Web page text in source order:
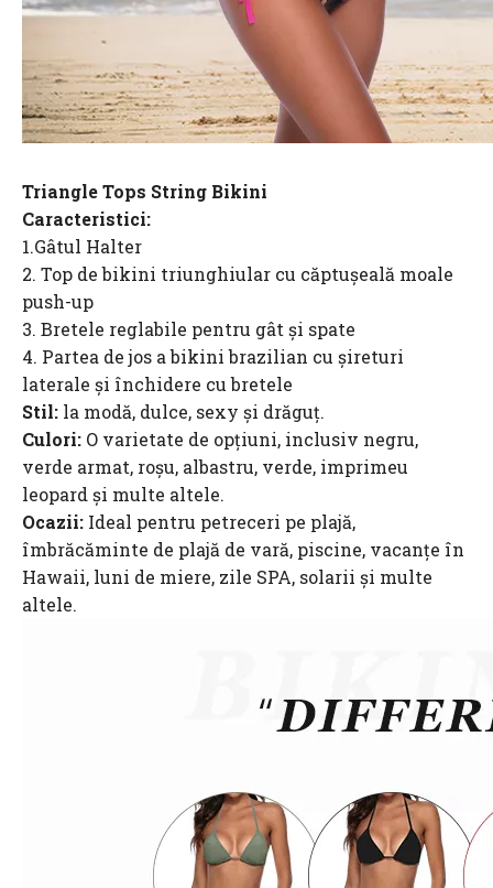
Triangle Tops String Bikini
Caracteristici:
1.Gâtul Halter
2. Top de bikini triunghiular cu căptușeală moale
push-up
3. Bretele reglabile pentru gât și spate
4. Partea de jos a bikini brazilian cu șireturi
laterale și închidere cu bretele
Stil: la modă, dulce, sexy și drăguț.
Culori: O varietate de opțiuni, inclusiv negru,
verde armat, roșu, albastru, verde, imprimeu
leopard și multe altele.
Ocazii: Ideal pentru petreceri pe plajă,
îmbrăcăminte de plajă de vară, piscine, vacanțe în
Hawaii, luni de miere, zile SPA, solarii și multe
altele.